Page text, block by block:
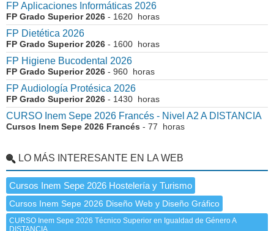
FP Aplicaciones Informáticas 2026
FP Grado Superior 2026 - 1620 horas
FP Dietética 2026
FP Grado Superior 2026 - 1600 horas
FP Higiene Bucodental 2026
FP Grado Superior 2026 - 960 horas
FP Audiología Protésica 2026
FP Grado Superior 2026 - 1430 horas
CURSO Inem Sepe 2026 Francés - Nivel A2 A DISTANCIA
Cursos Inem Sepe 2026 Francés - 77 horas
LO MÁS INTERESANTE EN LA WEB
Cursos Inem Sepe 2026 Hostelería y Turismo
Cursos Inem Sepe 2026 Diseño Web y Diseño Gráfico
CURSO Inem Sepe 2026 Técnico Superior en Igualdad de Género A